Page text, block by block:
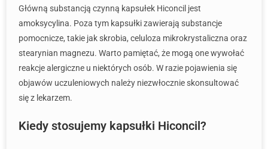
Główną substancją czynną kapsułek Hiconcil jest
amoksycylina. Poza tym kapsułki zawierają substancje
pomocnicze, takie jak skrobia, celuloza mikrokrystaliczna oraz
stearynian magnezu. Warto pamiętać, że mogą one wywołać
reakcje alergiczne u niektórych osób. W razie pojawienia się
objawów uczuleniowych należy niezwłocznie skonsultować
się z lekarzem.
Kiedy stosujemy kapsułki Hiconcil?